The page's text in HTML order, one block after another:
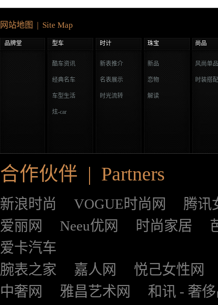
网站地图 | Site Map
品牌堂 型车 时计 珠宝 尚品
酷车资讯
经典名车
车型生活
炫-car
新表推介
名表展示
时光流转
新品
恋物
解读
风尚单品
时装搭配
合作伙伴 | Partners
新浪时尚 VOGUE时尚网
腾讯
爱丽网
Neeu优网 时尚家居
爱卡汽车
腕表之家
嘉人网
悦己女性网
中奢网
雅昌艺术网
和讯 - 奢